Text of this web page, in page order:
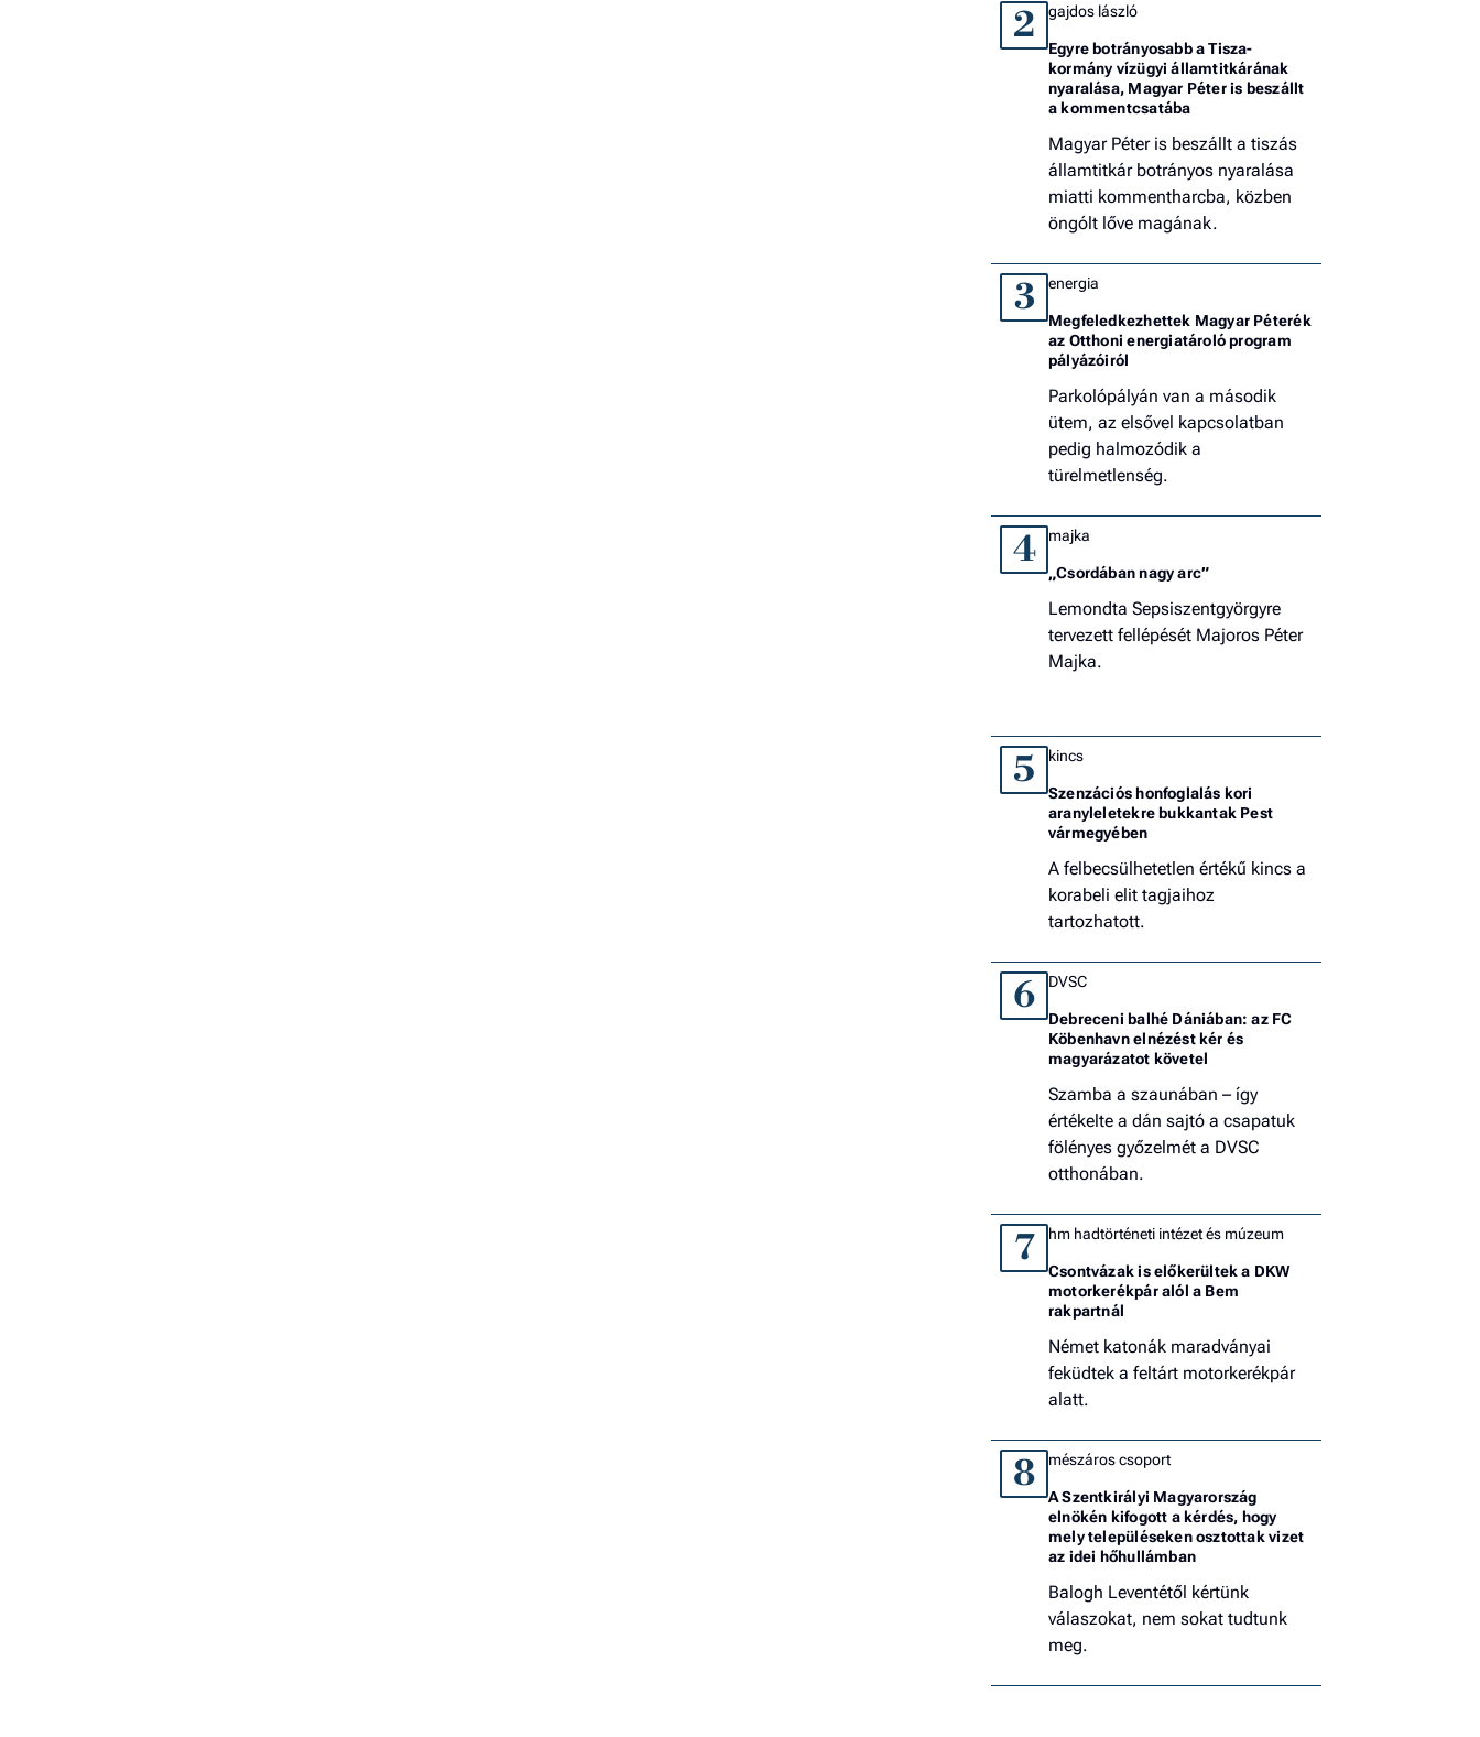
2 gajdos lászló
Egyre botrányosabb a Tisza-
kormány vízügyi államtitkárának
nyaralása, Magyar Péter is beszállt
a kommentcsatába
Magyar Péter is beszállt a tiszás
államtitkár botrányos nyaralása
miatti kommentharcba, közben
öngólt lőve magának.
3 energia
Megfeledkezhettek Magyar Péterék
az Otthoni energiatároló program
pályázóiról
Parkolópályán van a második
ütem, az elsővel kapcsolatban
pedig halmozódik a
türelmetlenség.
4 majka
„Csordában nagy arc”
Lemondta Sepsiszentgyörgyre
tervezett fellépését Majoros Péter
Majka.
5 kincs
Szenzációs honfoglalás kori
aranyleletekre bukkantak Pest
vármegyében
A felbecsülhetetlen értékű kincs a
korabeli elit tagjaihoz
tartozhatott.
6 DVSC
Debreceni balhé Dániában: az FC
Köbenhavn elnézést kér és
magyarázatot követel
Szamba a szaunában – így
értékelte a dán sajtó a csapatuk
fölényes győzelmét a DVSC
otthonában.
7 hm hadtörténeti intézet és múzeum
Csontvázak is előkerültek a DKW
motorkerékpár alól a Bem
rakpartnál
Német katonák maradványai
feküdtek a feltárt motorkerékpár
alatt.
8 mészáros csoport
A Szentkirályi Magyarország
elnökén kifogott a kérdés, hogy
mely településeken osztottak vizet
az idei hőhullámban
Balogh Leventétől kértünk
válaszokat, nem sokat tudtunk
meg.